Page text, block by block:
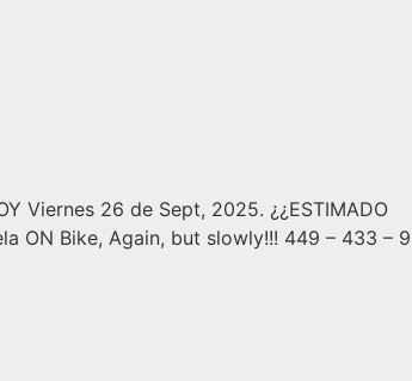
Viernes 26 de Sept, 2025. ¿¿ESTIMADO
ON Bike, Again, but slowly!!! 449 – 433 –